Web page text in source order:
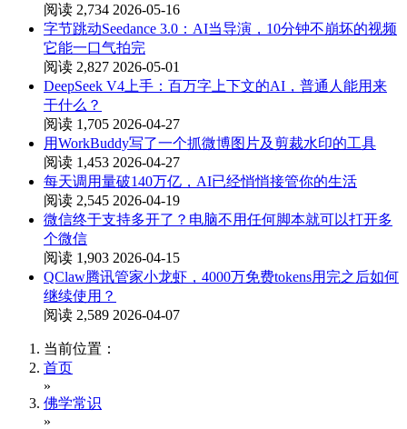
阅读 2,734 2026-05-16
字节跳动Seedance 3.0：AI当导演，10分钟不崩坏的视频
它能一口气拍完
阅读 2,827 2026-05-01
DeepSeek V4上手：百万字上下文的AI，普通人能用来
干什么？
阅读 1,705 2026-04-27
用WorkBuddy写了一个抓微博图片及剪裁水印的工具
阅读 1,453 2026-04-27
每天调用量破140万亿，AI已经悄悄接管你的生活
阅读 2,545 2026-04-19
微信终于支持多开了？电脑不用任何脚本就可以打开多
个微信
阅读 1,903 2026-04-15
QClaw腾讯管家小龙虾，4000万免费tokens用完之后如何
继续使用？
阅读 2,589 2026-04-07
当前位置：
首页
»
佛学常识
»